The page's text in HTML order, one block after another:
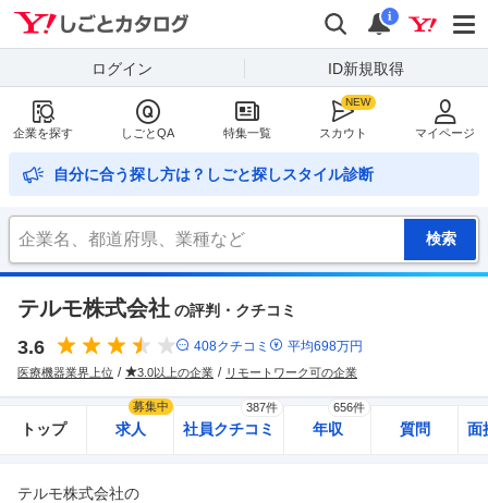
検索
通知
i
ログイン ID新規取得
企業を探す しごとQA 特集一覧 スカウト マイページ
自分に合う探し方は？しごと探しスタイル診断
テルモ株式会社 の評判・クチコミ
3.6 408クチコミ 平均698万円
医療機器業界上位 3.0以上の企業 リモートワーク可の企業
トップ 求人
募集中
社員クチコミ
387件
年収
656件
質問 面
テルモ株式会社の